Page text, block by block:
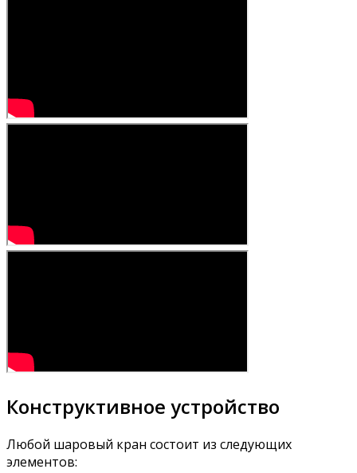
Конструктивное устройство
Любой шаровый кран состоит из следующих
элементов: